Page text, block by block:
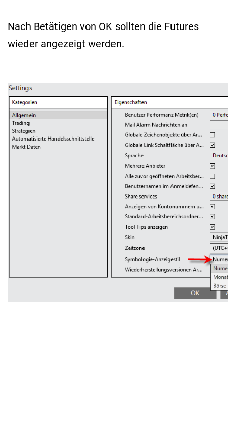
Nach Betätigen von OK sollten die Futures
wieder angezeigt werden.